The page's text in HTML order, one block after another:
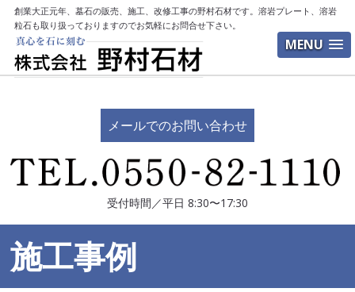
MENU
創業大正元年、墓石の販売、施工、改修工事の野村石材です。溶岩プレート、溶岩
粒石も取り扱っておりますのでお気軽にお問合せ下さい。
メールでのお問い合わせ
受付時間／平日 8:30〜17:30
施工事例